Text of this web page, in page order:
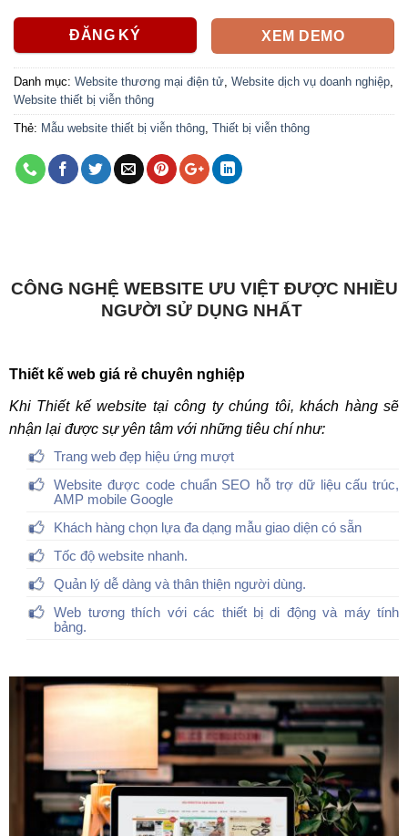
ĐĂNG KÝ XEM DEMO
Danh mục: Website thương mại điện tử Website dịch vụ doanh nghiệp
Website thiết bị viễn thông
Thẻ: Mẫu website thiết bị viễn thông Thiết bị viễn thông
CÔNG NGHỆ WEBSITE ƯU VIỆT ĐƯỢC NHIỀU
NGƯỜI SỬ DỤNG NHẤT
Thiết kế web giá rẻ chuyên nghiệp
Khi Thiết kế website tại công ty chúng tôi, khách hàng sẽ
nhận lại được sự yên tâm với những tiêu chí như:
Trang web đẹp hiệu ứng mượt
Website được code chuẩn SEO hỗ trợ dữ liệu cấu trúc,
AMP mobile Google
Khách hàng chọn lựa đa dạng mẫu giao diện có sẵn
Tốc độ website nhanh.
Quản lý dễ dàng và thân thiện người dùng.
Web tương thích với các thiết bị di động và máy tính
bảng.